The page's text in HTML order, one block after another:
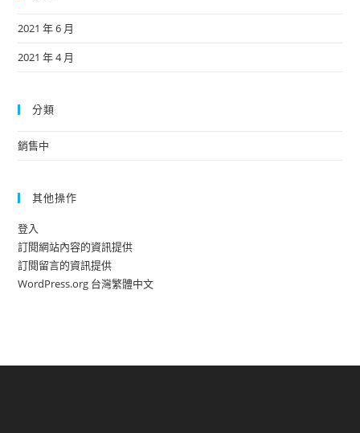
2021 年 6 月
2021 年 4 月
分類
銷售中
其他操作
登入
訂閱網站內容的資訊提供
訂閱留言的資訊提供
WordPress.org 台灣繁體中文